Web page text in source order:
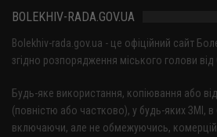
BOLEKHIV-RADA.GOV.UA
Bolekhiv-rada.gov.ua - це офіційний сайт
згідно розпорядження міського голови
Будь-яке використання, копіювання або
(повністю або частково), у будь-яких ЗМІ, в
включаючи, але не обмежуючись,